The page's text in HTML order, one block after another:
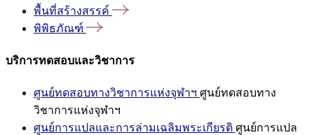
พื้นที่สร้างสรรค์
พิพิธภัณฑ์
บริการทดสอบและวิชาการ
ศูนย์ทดสอบทางวิชาการแห่งจุฬาฯ ศูนย์ทดสอบทาง
วิชาการแห่งจุฬาฯ
ศูนย์การแปลและการล่ามเฉลิมพระเกียรติ ศูนย์การแปล